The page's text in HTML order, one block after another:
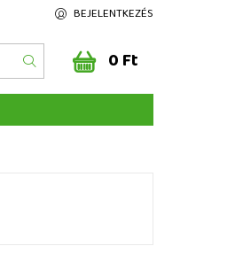
BEJELENTKEZÉS
0 Ft